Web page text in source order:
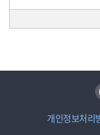
개인정보처리